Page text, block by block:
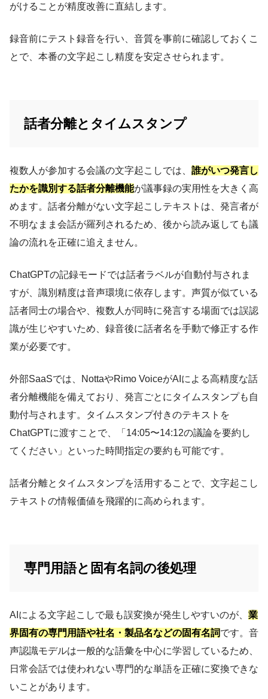
がけることが精度改善に直結します。
録音前にテスト録音を行い、音質を事前に確認しておくこ
とで、本番の文字起こし精度を安定させられます。
話者分離とタイムスタンプ
複数人が参加する会議の文字起こしでは、 誰がいつ発言し
たかを識別する話者分離機能が議事録の実用性を大きく高
めます。話者分離がない文字起こしテキストは、発言者が
不明なまま会話が羅列されるため、後から読み返しても議
論の流れを正確に追えません。
ChatGPTの記録モードでは話者ラベルが自動付与されま
すが、識別精度は音声環境に依存します。声質が似ている
話者同士の場合や、複数人が同時に発言する場面では誤認
識が生じやすいため、録音後に話者名を手動で修正する作
業が必要です。
外部SaaSでは、NottaやRimo VoiceがAIによる高精度な話
者分離機能を備えており、発言ごとにタイムスタンプも自
動付与されます。タイムスタンプ付きのテキストを
ChatGPTに渡すことで、「14:05〜14:12の議論を要約し
てください」といった時間指定の要約も可能です。
話者分離とタイムスタンプを活用することで、文字起こし
テキストの情報価値を飛躍的に高められます。
専門用語と固有名詞の後処理
AIによる文字起こしで最も誤変換が発生しやすいのが、 業
界固有の専門用語や社名・製品名などの固有名詞です。音
声認識モデルは一般的な語彙を中心に学習しているため、
日常会話では使われない専門的な単語を正確に変換できな
いことがあります。